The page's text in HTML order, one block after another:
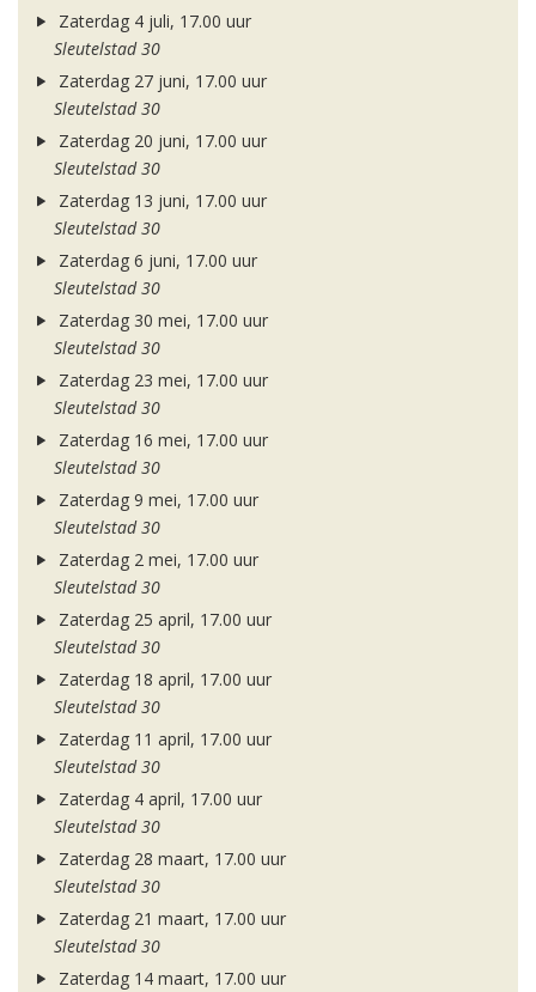
Zaterdag 4 juli, 17.00 uur
Sleutelstad 30
Zaterdag 27 juni, 17.00 uur
Sleutelstad 30
Zaterdag 20 juni, 17.00 uur
Sleutelstad 30
Zaterdag 13 juni, 17.00 uur
Sleutelstad 30
Zaterdag 6 juni, 17.00 uur
Sleutelstad 30
Zaterdag 30 mei, 17.00 uur
Sleutelstad 30
Zaterdag 23 mei, 17.00 uur
Sleutelstad 30
Zaterdag 16 mei, 17.00 uur
Sleutelstad 30
Zaterdag 9 mei, 17.00 uur
Sleutelstad 30
Zaterdag 2 mei, 17.00 uur
Sleutelstad 30
Zaterdag 25 april, 17.00 uur
Sleutelstad 30
Zaterdag 18 april, 17.00 uur
Sleutelstad 30
Zaterdag 11 april, 17.00 uur
Sleutelstad 30
Zaterdag 4 april, 17.00 uur
Sleutelstad 30
Zaterdag 28 maart, 17.00 uur
Sleutelstad 30
Zaterdag 21 maart, 17.00 uur
Sleutelstad 30
Zaterdag 14 maart, 17.00 uur